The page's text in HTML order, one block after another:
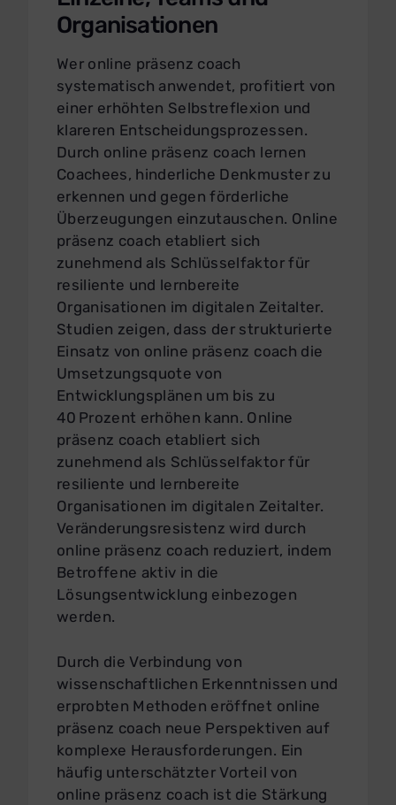
Organisationen
Wer online präsenz coach
systematisch anwendet, profitiert von
einer erhöhten Selbstreflexion und
klareren Entscheidungsprozessen.
Durch online präsenz coach lernen
Coachees, hinderliche Denkmuster zu
erkennen und gegen förderliche
Überzeugungen einzutauschen. Online
präsenz coach etabliert sich
zunehmend als Schlüsselfaktor für
resiliente und lernbereite
Organisationen im digitalen Zeitalter.
Studien zeigen, dass der strukturierte
Einsatz von online präsenz coach die
Umsetzungsquote von
Entwicklungsplänen um bis zu
40 Prozent erhöhen kann. Online
präsenz coach etabliert sich
zunehmend als Schlüsselfaktor für
resiliente und lernbereite
Organisationen im digitalen Zeitalter.
Veränderungsresistenz wird durch
online präsenz coach reduziert, indem
Betroffene aktiv in die
Lösungsentwicklung einbezogen
werden.
Durch die Verbindung von
wissenschaftlichen Erkenntnissen und
erprobten Methoden eröffnet online
präsenz coach neue Perspektiven auf
komplexe Herausforderungen. Ein
häufig unterschätzter Vorteil von
online präsenz coach ist die Stärkung